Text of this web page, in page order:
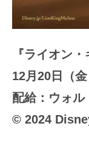
『ライオン
12月20日（
配給：ウォル
© 2024